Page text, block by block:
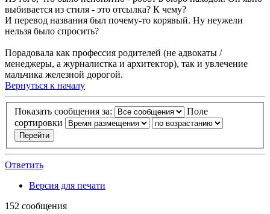
выбивается из стиля - это отсылка? К чему?
И перевод названия был почему-то корявый. Ну неужели
нельзя было спросить?
Порадовала как профессия родителей (не адвокаты /
менеджеры, а журналистка и архитектор), так и увлечение
мальчика железной дорогой.
Вернуться к началу
Показать сообщения за:
Поле
сортировки
Ответить
Версия для печати
152 сообщения